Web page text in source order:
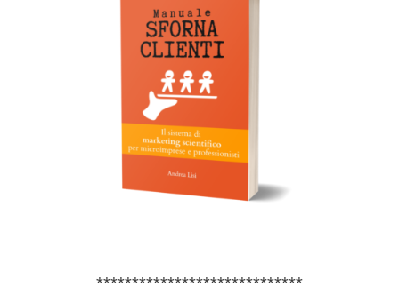
*****************************